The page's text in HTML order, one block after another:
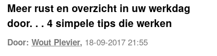
Meer rust en overzicht in uw werkdag
door. . . 4 simpele tips die werken
Door: Wout Plevier, 18-09-2017 21:55